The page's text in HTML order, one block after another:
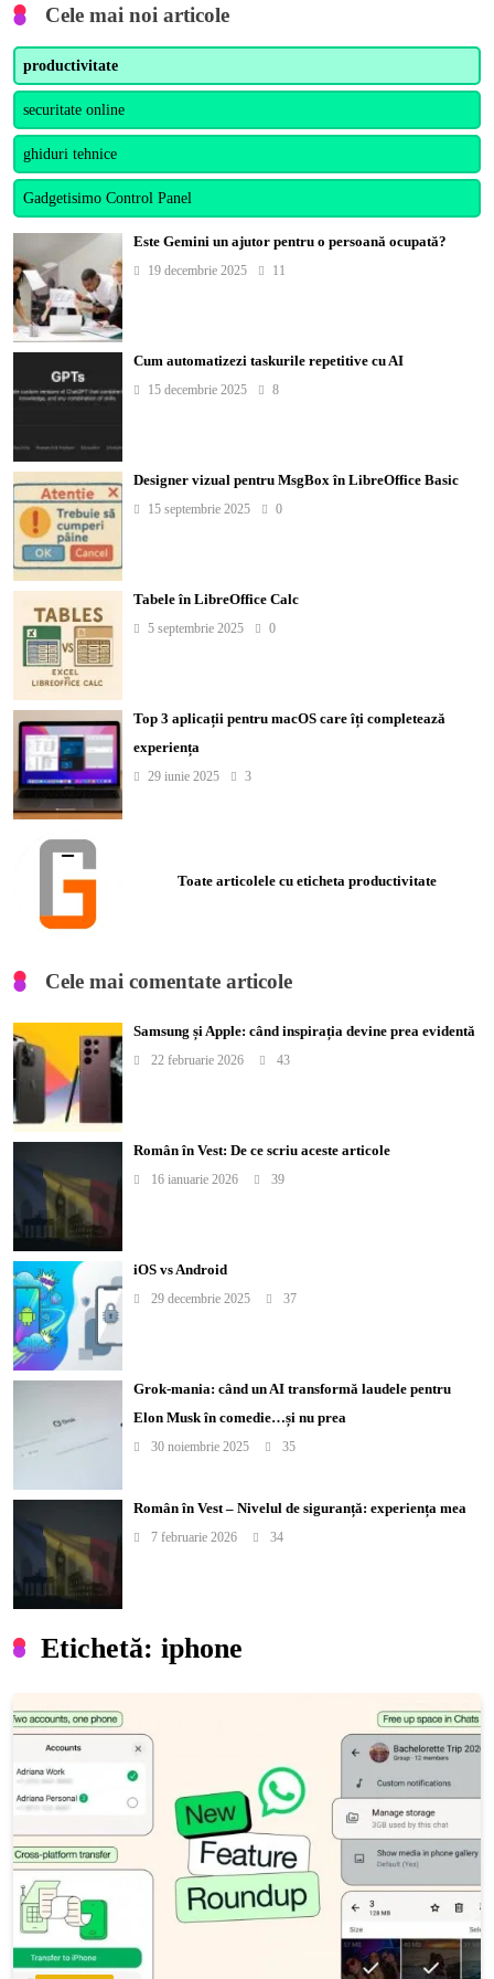
Etichetă: iphone
Cele mai noi articole
productivitate
securitate online
ghiduri tehnice
Gadgetisimo Control Panel
Este Gemini un ajutor pentru o persoană ocupată?
19 decembrie 2025 11
Cum automatizezi taskurile repetitive cu AI
15 decembrie 2025 8
Designer vizual pentru MsgBox în LibreOffice Basic
15 septembrie 2025 0
Tabele în LibreOffice Calc
5 septembrie 2025 0
Top 3 aplicații pentru macOS care îți completează
experiența
29 iunie 2025 3
Toate articolele cu eticheta productivitate
Cele mai comentate articole
Samsung și Apple: când inspirația devine prea evidentă
22 februarie 2026 43
Român în Vest: De ce scriu aceste articole
16 ianuarie 2026 39
iOS vs Android
29 decembrie 2025 37
Grok-mania: când un AI transformă laudele pentru
Elon Musk în comedie…și nu prea
30 noiembrie 2025 35
Român în Vest – Nivelul de siguranță: experiența mea
7 februarie 2026 34